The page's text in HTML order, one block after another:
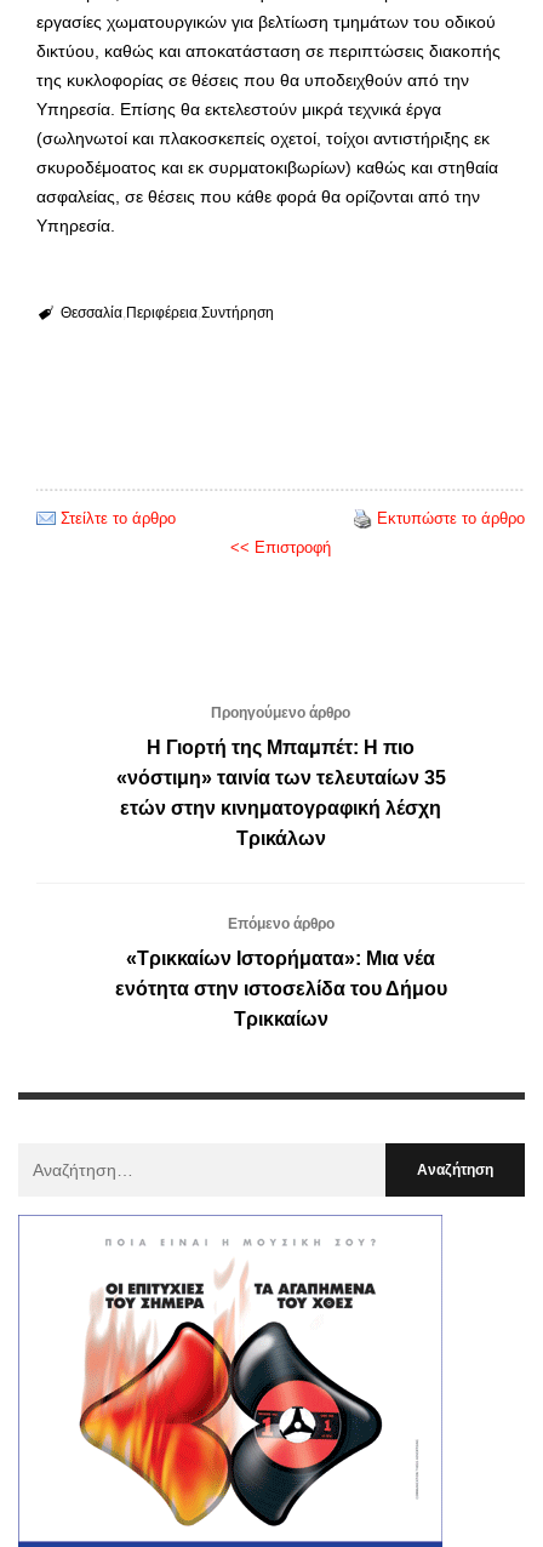
εργασίες χωματουργικών για βελτίωση τμημάτων του οδικού
δικτύου, καθώς και αποκατάσταση σε περιπτώσεις διακοπής
της κυκλοφορίας σε θέσεις που θα υποδειχθούν από την
Υπηρεσία. Επίσης θα εκτελεστούν μικρά τεχνικά έργα
(σωληνωτοί και πλακοσκεπείς οχετοί, τοίχοι αντιστήριξης εκ
σκυροδέμοατος και εκ συρματοκιβωρίων) καθώς και στηθαία
ασφαλείας, σε θέσεις που κάθε φορά θα ορίζονται από την
Υπηρεσία.
Θεσσαλία Περιφέρεια Συντήρηση
Στείλτε το άρθρο
Εκτυπώστε το άρθρο
<< Επιστροφή
Προηγούμενο άρθρο
Η Γιορτή της Μπαμπέτ: Η πιο
«νόστιμη» ταινία των τελευταίων 35
ετών στην κινηματογραφική λέσχη
Τρικάλων
Επόμενο άρθρο
«Τρικκαίων Ιστορήματα»: Μια νέα
ενότητα στην ιστοσελίδα του Δήμου
Τρικκαίων
: